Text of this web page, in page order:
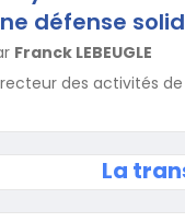
défense
Franck LEBEUGLE
des activités
La